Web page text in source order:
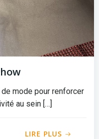
mode pour renforcer
au sein […]
LIRE PLUS